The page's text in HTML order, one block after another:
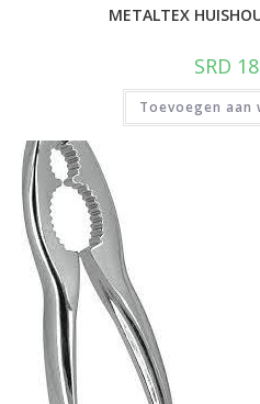
METALTEX
SRD
Toevoegen aan